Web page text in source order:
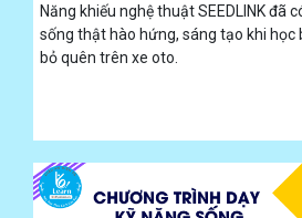
Năng khiếu nghệ thuật SEEDLINK đã
sống thật hào hứng, sáng tạo khi học
bỏ quên trên xe oto.